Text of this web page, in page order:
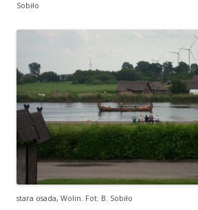
Sobiło
stara osada, Wolin. Fot. B. Sobiło